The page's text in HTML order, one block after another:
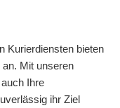
Kurierdiensten bieten
Mit unseren
Ihre
ihr Ziel